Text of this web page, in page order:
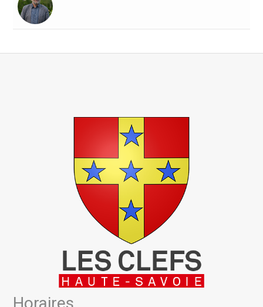
Horaires